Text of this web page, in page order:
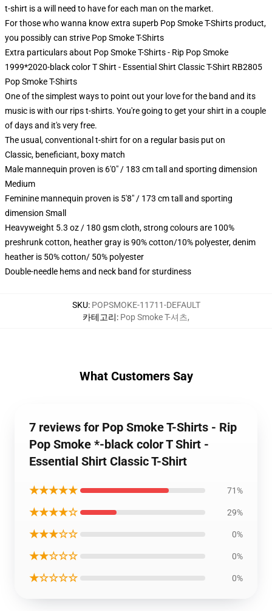
t-shirt is a will need to have for each man on the market.
For those who wanna know extra superb Pop Smoke T-Shirts product,
you possibly can strive Pop Smoke T-Shirts
Extra particulars about Pop Smoke T-Shirts - Rip Pop Smoke
1999*2020-black color T Shirt - Essential Shirt Classic T-Shirt RB2805
Pop Smoke T-Shirts
One of the simplest ways to point out your love for the band and its
music is with our rips t-shirts. You're going to get your shirt in a couple
of days and it's very free.
The usual, conventional t-shirt for on a regular basis put on
Classic, beneficiant, boxy match
Male mannequin proven is 6'0" / 183 cm tall and sporting dimension
Medium
Feminine mannequin proven is 5'8" / 173 cm tall and sporting
dimension Small
Heavyweight 5.3 oz / 180 gsm cloth, strong colours are 100%
preshrunk cotton, heather gray is 90% cotton/10% polyester, denim
heather is 50% cotton/ 50% polyester
Double-needle hems and neck band for sturdiness
SKU: POPSMOKE-11711-DEFAULT
카테고리: Pop Smoke T-셔츠,
What Customers Say
7 reviews for Pop Smoke T-Shirts - Rip
Pop Smoke *-black color T Shirt -
Essential Shirt Classic T-Shirt
★★★★★ 71%
★★★★☆ 29%
★★★☆☆ 0%
★★☆☆☆ 0%
★☆☆☆☆ 0%